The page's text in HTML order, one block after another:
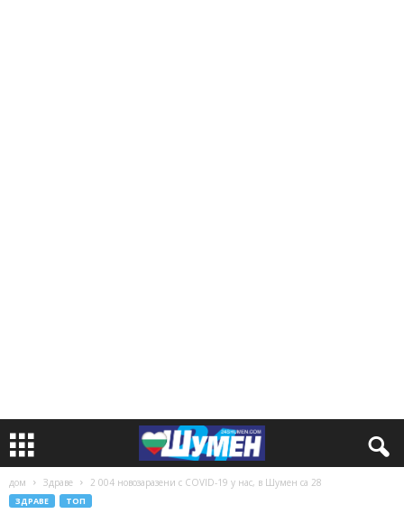
дом Здраве 2 004 новозаразени с COVID-19 у нас, в Шумен са 28
ЗДРАВЕ ТОП